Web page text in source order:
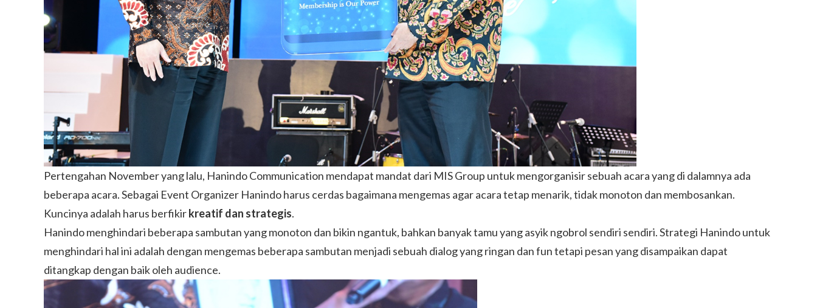
Pertengahan November yang lalu, Hanindo Communication mendapat mandat dari MIS Group untuk mengorganisir sebuah acarayang di dalamnya ada
beberapa acara. Sebagai Event Organizer Hanindo harus cerdas bagaimana mengemas agar acara tetap menarik, tidak monoton dan membosankan.
Kuncinya adalah harus berfikirkreatif dan strategis.
Hanindo menghindari beberapa sambutan yang monoton dan bikin ngantuk, bahkan banyak tamu yang asyik ngobrol sendiri sendiri. Strategi Hanindo untuk
menghindari hal ini adalah dengan mengemas beberapa sambutan menjadi sebuah dialog yang ringan dan fun tetapi pesan yang disampaikan dapat
ditangkap dengan baik oleh audience.